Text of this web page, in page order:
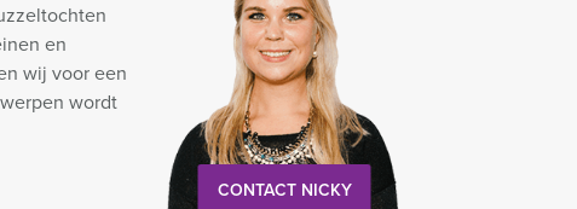
en
wij voor een
wordt
CONTACT NICKY